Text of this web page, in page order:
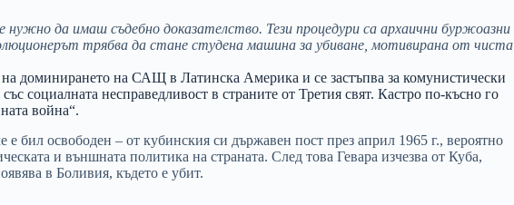
нужно да имаш съдебно доказателство. Тези процедури са архаични буржоазни
трябва да стане студена машина за убиване, мотивирана от чиста
на доминирането на САЩ в Латинска Америка и се застъпва за комунистически
социалната несправедливост в страните от Третия свят. Кастро по-късно го
война“.
е бил освободен – от кубинския си държавен пост през април 1965 г., вероятно
и външната политика на страната. След това Гевара изчезва от Куба,
в Боливия, където е убит.